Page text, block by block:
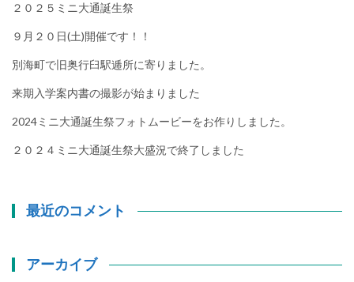
２０２５ミニ大通誕生祭
９月２０日(土)開催です！！
別海町で旧奥行臼駅逓所に寄りました。
来期入学案内書の撮影が始まりました
2024ミニ大通誕生祭フォトムービーをお作りしました。
２０２４ミニ大通誕生祭大盛況で終了しました
最近のコメント
アーカイブ